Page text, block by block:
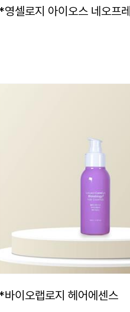
*영셀로지 아이오스 네오프
*바이오랩로지 헤어에센스